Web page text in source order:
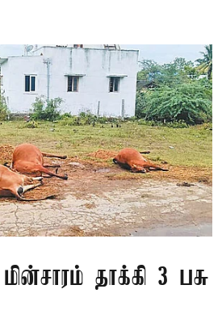
தாக்கி 3 பசு